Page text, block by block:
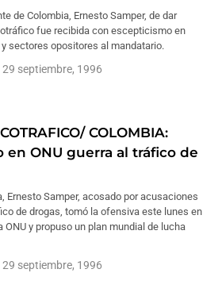
de Colombia, Ernesto Samper, de dar
fue recibida con escepticismo en
sectores opositores al mandatario.
29 septiembre, 1996
COLOMBIA:
en ONU guerra al tráfico de
Ernesto Samper, acosado por acusaciones
de drogas, tomó la ofensiva este lunes en
ONU y propuso un plan mundial de lucha
29 septiembre, 1996